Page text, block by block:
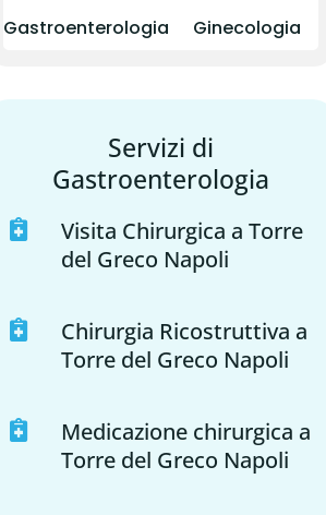
Gastroenterologia
Ginecologia
Servizi di
Gastroenterologia

Visita Chirurgica a Torre
del Greco Napoli

Chirurgia Ricostruttiva a
Torre del Greco Napoli

Medicazione chirurgica a
Torre del Greco Napoli